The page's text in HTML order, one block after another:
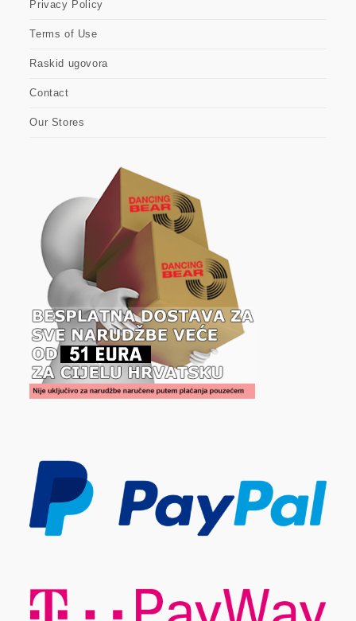
Privacy Policy
Terms of Use
Raskid ugovora
Contact
Our Stores